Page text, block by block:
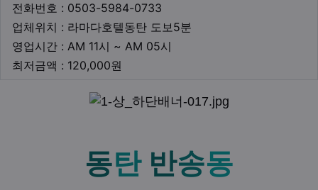
전화번호 : 0503-5984-0733
업체위치 : 라마다호텔동탄 도보5분
영업시간 : AM 11시 ~ AM 05시
최저금액 : 120,000원
동탄 반송동